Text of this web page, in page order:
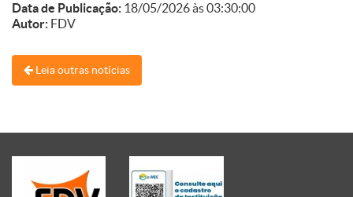
Data de Publicação: 18/05/2026 às 03:30:00
Autor: FDV
Leia outras notícias